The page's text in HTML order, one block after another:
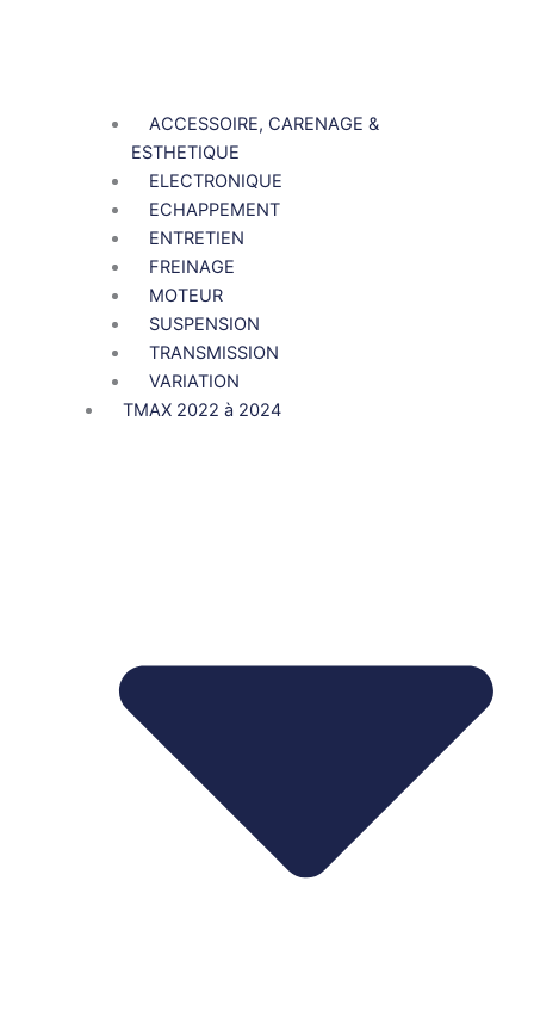
ACCESSOIRE, CARENAGE &
ESTHETIQUE
ELECTRONIQUE
ECHAPPEMENT
ENTRETIEN
FREINAGE
MOTEUR
SUSPENSION
TRANSMISSION
VARIATION
TMAX 2022 à 2024